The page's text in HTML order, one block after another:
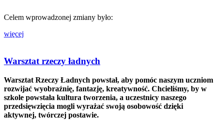
Celem wprowadzonej zmiany było:
więcej
Warsztat rzeczy ładnych
Warsztat Rzeczy Ładnych powstał, aby pomóc naszym uczniom
rozwijać wyobraźnię, fantazję, kreatywność. Chcieliśmy, by w
szkole powstała kultura tworzenia, a uczestnicy naszego
przedsięwzięcia mogli wyrażać swoją osobowość dzięki
aktywnej, twórczej postawie.